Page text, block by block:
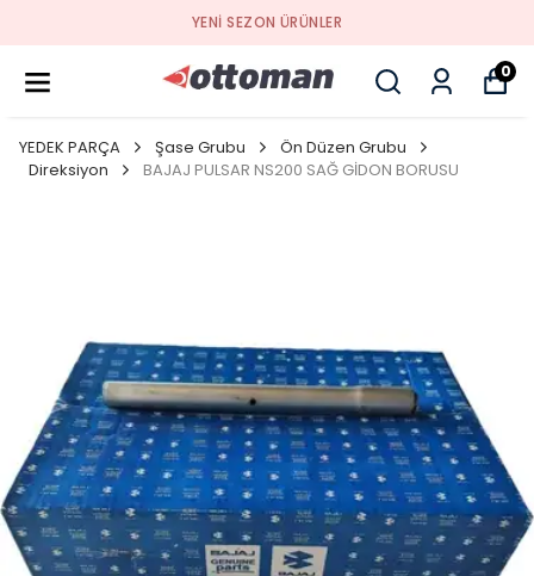
YENI SEZON ÜRÜNLER
0
YEDEK PARÇA Şase Grubu
Ön Düzen Grubu
Direksiyon
BAJAJ PULSAR NS200 SAĞ GİDON BORUSU